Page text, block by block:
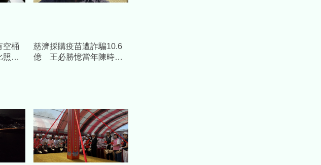
空桶
照
慈濟採購疫苗遭詐騙10.6
億 王必勝憶當年陳時中